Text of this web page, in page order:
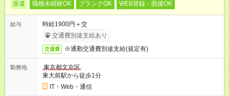
派遣 職種未経験OK ブランクOK WEB登録・面接OK
給与
時給1900円＋交
交通費別途支給あり
交通費 ※通勤交通費別途支給(規定有)
勤務地
東京都文京区
東大前駅から徒歩1分
IT・Web・通信